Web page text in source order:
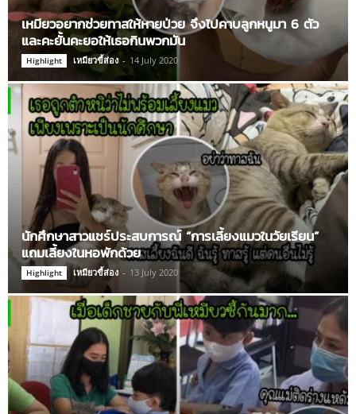
เหมียวอยากช่วยทาสให้หายป่วย จึงไปคาบลูกหนูมา 6 ตัว
และคะยั้นคะยอให้เธอกินพวกมัน
Highlight เหมียวขี้ส่อง - 14 July 2020
นักศึกษาสาวแชร์ประสบการณ์ “การเลี้ยงแมวในวัยเรียน”
แถมเลี้ยงในหอพักด้วย
Highlight เหมียวขี้ส่อง - 13 July 2020